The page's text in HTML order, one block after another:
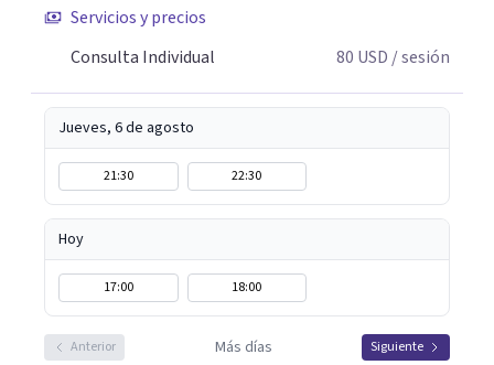
Servicios y precios
Consulta Individual
80 USD / sesión
Jueves, 6 de agosto
21:30 22:30
Hoy
17:00 18:00
Anterior Más días Siguiente